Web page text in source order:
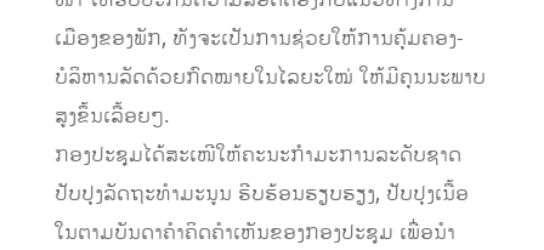
ເມືອງຂອງພັກ, ທັງຈະເປັນການຊ່ວຍໃຫ້ການຄຸ້ມຄອງ-
ບໍລິຫານລັດດ້ວຍກົດໝາຍໃນໄລຍະໃໝ່ ໃຫ້ມີຄຸນນະພາບ
ສູງຂຶ້ນເລື້ອຍໆ.
ກອງປະຊຸມໄດ້ສະເໜີໃຫ້ຄະນະກໍາມະການລະດັບຊາດ
ປັບປຸງລັດຖະທໍາມະນູນ ຮີບຮ້ອນຮຽບຮຽງ, ປັບປຸງເນື້ອ
ໃນຕາມບັນດາຄໍາຄິດຄໍາເຫັນຂອງກອງປະຊຸມ ເພື່ອນໍາ